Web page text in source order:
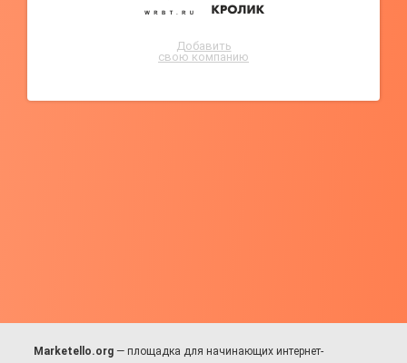
Добавить
свою компанию
Marketello.org — площадка для начинающих интернет-